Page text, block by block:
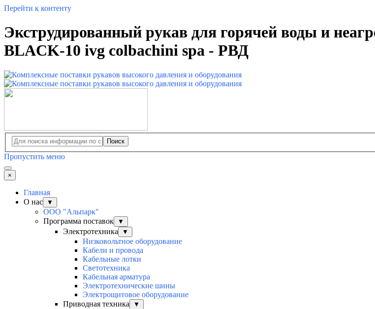
Перейти к контенту
Экструдированный рукав для горячей воды и
BLACK-10 ivg colbachini spa - РВД
Поиск
Пропустить меню
×
Главная
О нас
▼
ООО "Альпарк"
Программа поставок
▼
Электротехника ▼
Низковольтное оборудование
Кабели и провода
Кабельные лотки
Светотехника
Кабельная арматура
Электротехнические шины
Электрощитовое оборудование
Приводная техника
▼